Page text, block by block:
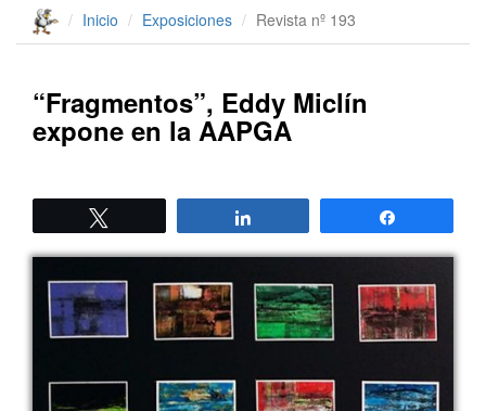
Inicio Exposiciones Revista nº 193
“Fragmentos”, Eddy Miclín
expone en la AAPGA